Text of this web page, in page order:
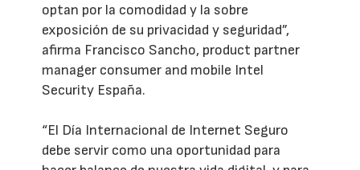
optan por la comodidad y la sobre
exposición de su privacidad y seguridad”,
afirma Francisco Sancho, product partner
manager consumer and mobile Intel
Security España.
“El Día Internacional de Internet Seguro
debe servir como una oportunidad para